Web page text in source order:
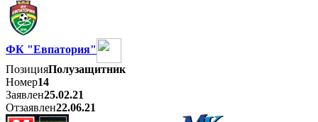
ФК "Евпатория"
ПозицияПолузащитник
Номер14
Заявлен25.02.21
Отзаявлен22.06.21